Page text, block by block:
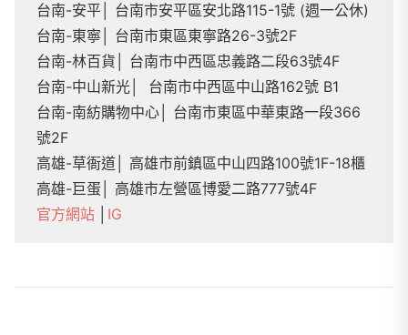
台南-安平│ 台南市安平區安北路115-1號 (週一公休)
台南-東寧│ 台南市東區東寧路26-3號2F
台南-林百貨│ 台南市中西區忠義路二段63號4F
台南-中山新光│ 台南市中西區中山路162號 B1
台南-南紡購物中心│ 台南市東區中華東路一段366
號2F
高雄-草衙道│ 高雄市前鎮區中山四路100號1F-18櫃
高雄-巨蛋│ 高雄市左營區博愛二路777號4F
官方網站
IG